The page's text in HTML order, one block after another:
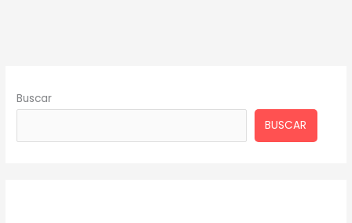
Buscar
BUSCAR